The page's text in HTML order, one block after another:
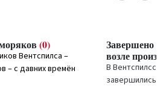
(0)
Вентспилса –
– с давних времён
Завершено
возле
В
завершились